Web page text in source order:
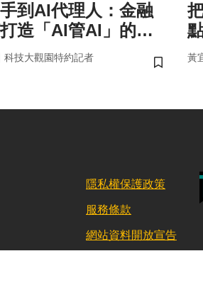
到AI代理人：金融
造「AI管AI」的新
？
科技大觀園特約記者
儲存書籤
黃
隱私權保護政策
服務條款
網站資料開放宣告